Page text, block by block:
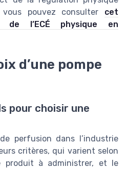
pouvez consulter cet
l’ECÉ physique en
d’une pompe
pour choisir une
perfusion dans l’industrie
critères, qui varient selon
produit à administrer, et le